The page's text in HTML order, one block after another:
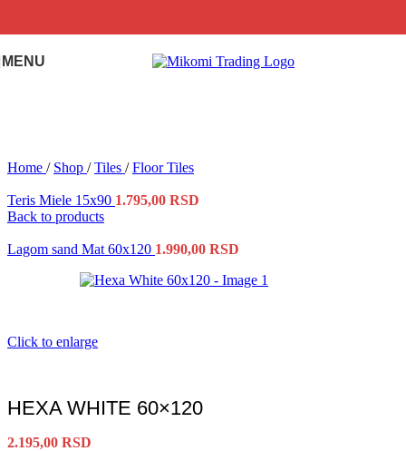
MENU
Home / Shop / Tiles / Floor Tiles
Teris Miele 15x90 1.795,00 RSD
Back to products
Lagom sand Mat 60x120 1.990,00 RSD
Click to enlarge
HEXA WHITE 60×120
2.195,00 RSD